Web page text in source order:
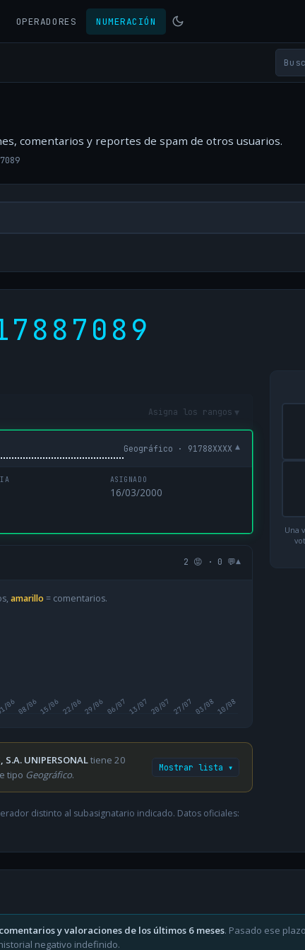
OPERADORES NUMERACIÓN
comentarios y reportes de spam de otros usuarios.
Asigna los rangos ▾
Geográfico · 91788XXXX ▾
ASIGNADO
16/03/2000
2 😡 · 0 💬▾
amarillo = comentarios.
0608/0615/06 22/0629/06 06/07 13/07 20/07 27/07 03/0810/08
S.A. UNIPERSONALtiene 20
tipo Geográfico.
Mostrar lista ▾
distinto al subasignatario indicado. Datos oficiales:
Una
comentarios y valoraciones de los últimos 6 meses. Pasado ese
negativo indefinido.